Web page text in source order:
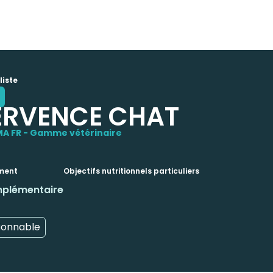
CHAT
FR - Gamme vétérinaire
Objectifs nutritionnels particuliers